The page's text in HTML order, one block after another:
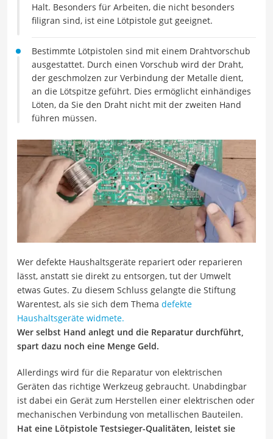
Halt. Besonders für Arbeiten, die nicht besonders
filigran sind, ist eine Lötpistole gut geeignet.
Bestimmte Lötpistolen sind mit einem Drahtvorschub
ausgestattet. Durch einen Vorschub wird der Draht,
der geschmolzen zur Verbindung der Metalle dient,
an die Lötspitze geführt. Dies ermöglicht einhändiges
Löten, da Sie den Draht nicht mit der zweiten Hand
führen müssen.
Wer defekte Haushaltsgeräte repariert oder reparieren
lässt, anstatt sie direkt zu entsorgen, tut der Umwelt
etwas Gutes. Zu diesem Schluss gelangte die Stiftung
Warentest, als sie sich dem Thema defekte
Haushaltsgeräte widmete.
Wer selbst Hand anlegt und die Reparatur durchführt,
spart dazu noch eine Menge Geld.
Allerdings wird für die Reparatur von elektrischen
Geräten das richtige Werkzeug gebraucht. Unabdingbar
ist dabei ein Gerät zum Herstellen einer elektrischen oder
mechanischen Verbindung von metallischen Bauteilen.
Hat eine Lötpistole Testsieger-Qualitäten, leistet sie